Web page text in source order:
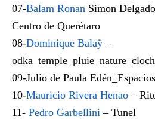
07-Balam Ronan Simon
Centro de Querétaro
08-Dominique Balaÿ –
09-Julio de Paula
10-Mauricio Rivera Henao –
11- Pedro Garbellini – Tunel